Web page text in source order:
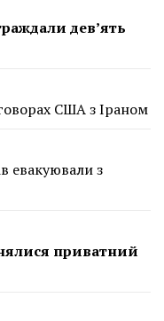
дев’ять
США з Іраном
евакуювали з
приватний